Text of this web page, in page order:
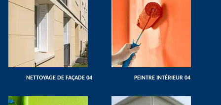
NETTOYAGE DE FAÇADE 04 PEINTRE INTÉRIEUR 04